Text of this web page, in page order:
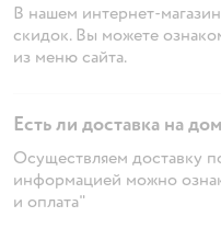
В нашем интернет-
скидок. Вы можете
из меню сайта.
Есть ли доставка на
Осуществляем доставку
информацией можно
и оплата"